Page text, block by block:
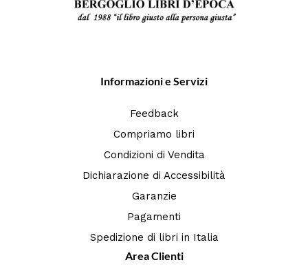
Informazioni e Servizi
Feedback
Compriamo libri
Condizioni di Vendita
Dichiarazione di Accessibilità
Garanzie
Pagamenti
Spedizione di libri in Italia
Area Clienti